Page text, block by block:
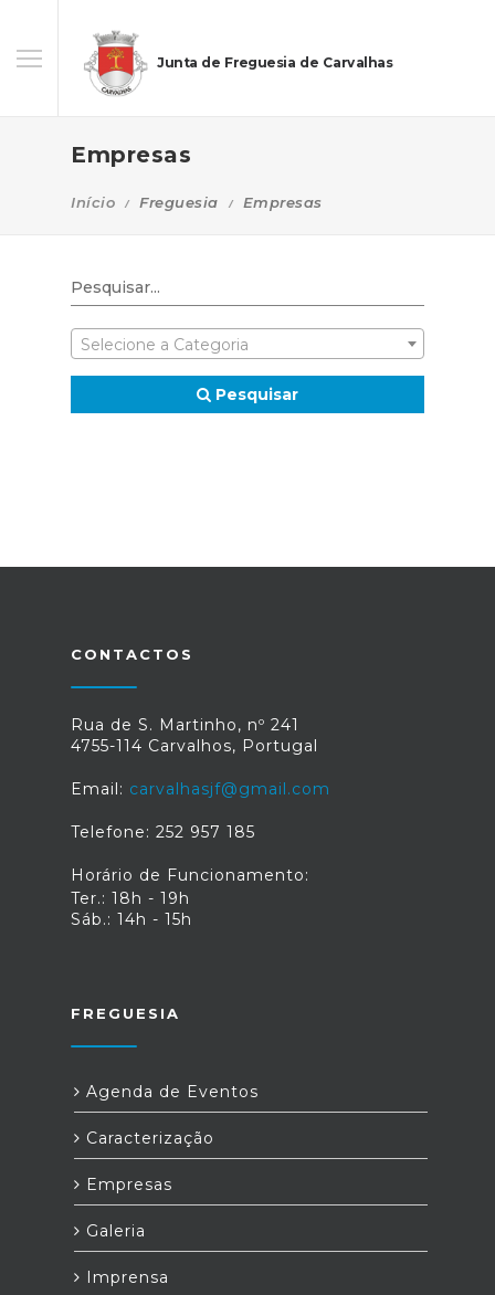
Junta de Freguesia de Carvalhas
Empresas
Início Freguesia Empresas
Selecione a Categoria
Pesquisar
CONTACTOS
Rua de S. Martinho, nº 241
4755-114 Carvalhos, Portugal
Email: carvalhasjf@gmail.com
Telefone: 252 957 185
Horário de Funcionamento:
Ter.: 18h - 19h
Sáb.: 14h - 15h
FREGUESIA
Agenda de Eventos
Caracterização
Empresas
Galeria
Imprensa